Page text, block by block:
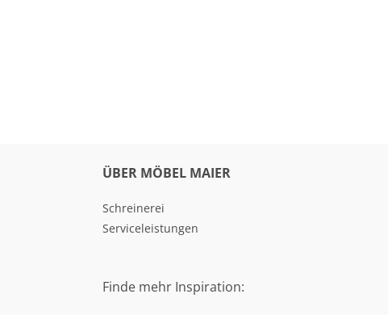
ÜBER MÖBEL MAIER
Schreinerei
Serviceleistungen
Finde mehr Inspiration: